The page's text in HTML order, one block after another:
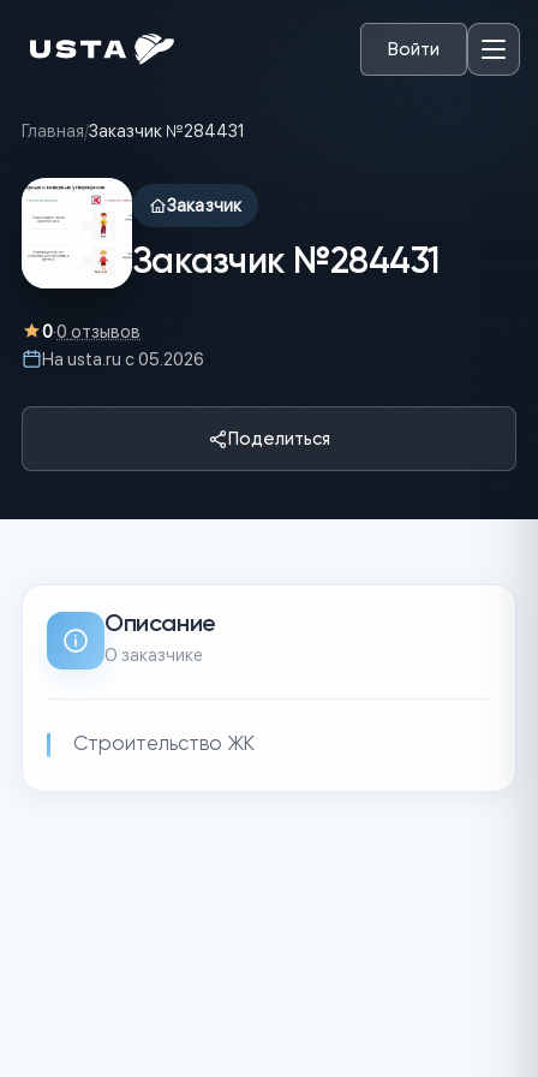
Войти
Главная/Заказчик №284431
Заказчик
Заказчик №284431
0·0 отзывов
На usta.ru с05.2026
Поделиться
Описание
О заказчике
Строительство ЖК